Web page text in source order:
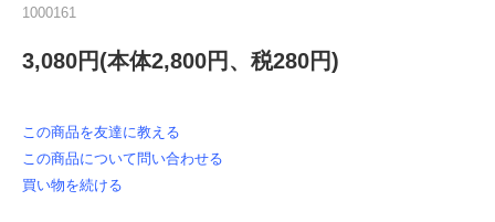
1000161
3,080円(本体2,800円、税280円)
この商品を友達に教える
この商品について問い合わせる
買い物を続ける